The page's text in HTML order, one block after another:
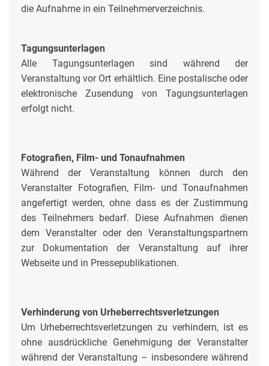
die Aufnahme in ein Teilnehmerverzeichnis.
Tagungsunterlagen
Alle Tagungsunterlagen sind während der
Veranstaltung vor Ort erhältlich. Eine postalische oder
elektronische Zusendung von Tagungsunterlagen
erfolgt nicht.
Fotografien, Film- und Tonaufnahmen
Während der Veranstaltung können durch den
Veranstalter Fotografien, Film- und Tonaufnahmen
angefertigt werden, ohne dass es der Zustimmung
des Teilnehmers bedarf. Diese Aufnahmen dienen
dem Veranstalter oder den Veranstaltungspartnern
zur Dokumentation der Veranstaltung auf ihrer
Webseite und in Pressepublikationen.
Verhinderung von Urheberrechtsverletzungen
Um Urheberrechtsverletzungen zu verhindern, ist es
ohne ausdrückliche Genehmigung der Veranstalter
während der Veranstaltung – insbesondere während